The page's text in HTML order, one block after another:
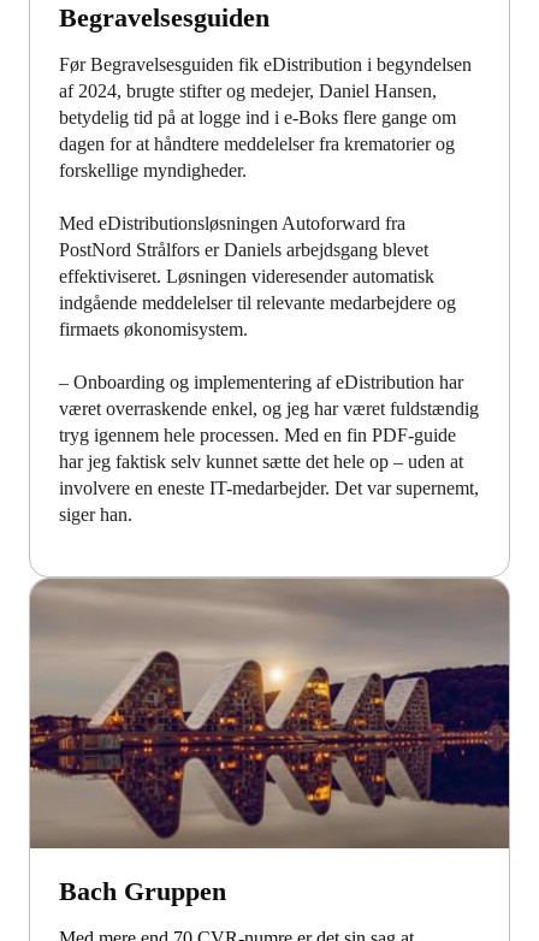
Begravelsesguiden
Før Begravelsesguiden fik eDistribution i begyndelsen
af 2024, brugte stifter og medejer, Daniel Hansen,
betydelig tid på at logge ind i e-Boks flere gange om
dagen for at håndtere meddelelser fra krematorier og
forskellige myndigheder.
Med eDistributionsløsningen Autoforward fra
PostNord Strålfors er Daniels arbejdsgang blevet
effektiviseret. Løsningen videresender automatisk
indgående meddelelser til relevante medarbejdere og
firmaets økonomisystem.
– Onboarding og implementering af eDistribution har
været overraskende enkel, og jeg har været fuldstændig
tryg igennem hele processen. Med en fin PDF-guide
har jeg faktisk selv kunnet sætte det hele op – uden at
involvere en eneste IT-medarbejder. Det var supernemt,
siger han.
Bach Gruppen